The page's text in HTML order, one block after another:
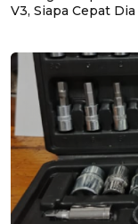
V3, Siapa Cepat